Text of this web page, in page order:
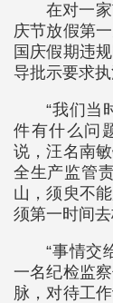
在对一
庆节放假第
国庆假期违
导批示要求
“我们当
件有什么问
说，汪名南
全生产监管
山，须臾不
须第一时间
“事情交
一名纪检监
脉，对待工